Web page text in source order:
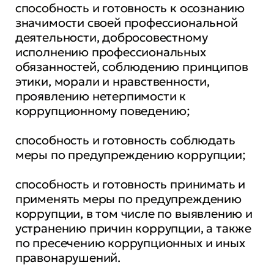
способность и готовность к осознанию
значимости своей профессиональной
деятельности, добросовестному
исполнению профессиональных
обязанностей, соблюдению принципов
этики, морали и нравственности,
проявлению нетерпимости к
коррупционному поведению;
способность и готовность соблюдать
меры по предупреждению коррупции;
способность и готовность принимать и
применять меры по предупреждению
коррупции, в том числе по выявлению и
устранению причин коррупции, а также
по пресечению коррупционных и иных
правонарушений.